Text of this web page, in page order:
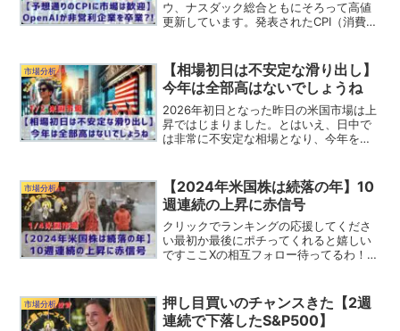
ウ、ナスダック総合ともにそろって高値
更新しています。発表されたCPI（消費者
実なものになりました。それでは昨日の
米国市場を振り...
市場分析
【相場初日は不安定な滑り出し】
今年は全部高はないでしょうね
2026年初日となった昨日の米国市場は上
昇ではじまりました。とはいえ、日中で
は非常に不安定な相場となり、今年を占
相場というよりも、今年1年の期待が込め
られた値動きとな...
市場分析
【2024年米国株は続落の年】10
週連続の上昇に赤信号
クリックでランキングの応援してくださ
い最初か最後にポチってくれると嬉しい
ですここXの相互フォロー待ってるわ！
たもやマグニフィセント7の下落が市場に
大きく...
市場分析
押し目買いのチャンスきた【2週
連続で下落したS&P500】